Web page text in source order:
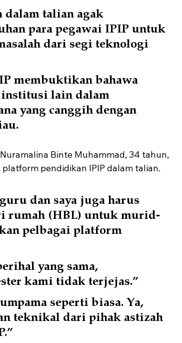
dalam talian agak
para pegawai IPIP untuk
dari segi teknologi
membuktikan bahawa
institusi lain dalam
yang canggih dengan
Binte Muhammad, 34 tahun,
pendidikan IPIP dalam talian.
dan saya juga harus
rumah (HBL) untuk murid-
pelbagai platform
yang sama,
kami tidak terjejas.”
seperti biasa. Ya,
teknikal dari pihak astizah